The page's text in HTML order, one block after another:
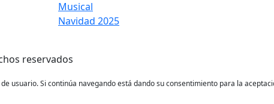
Musical
Navidad 2025
reservados
usuario. Si continúa navegando está dando su consentimiento para la